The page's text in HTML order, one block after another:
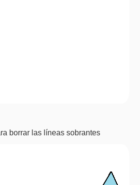
borrar las líneas sobrantes